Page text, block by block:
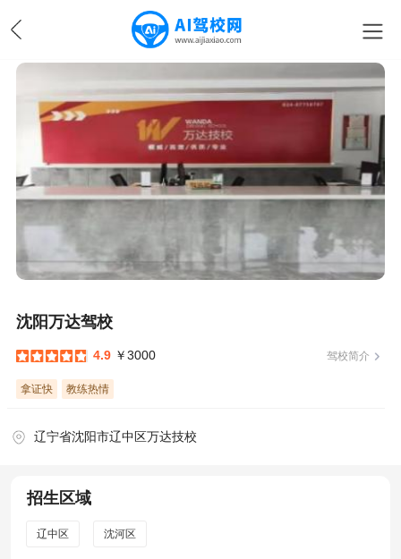
沈阳万达驾校
4.9 ￥3000 驾校简介
拿证快 教练热情
辽宁省沈阳市辽中区万达技校
招生区域
辽中区 沈河区